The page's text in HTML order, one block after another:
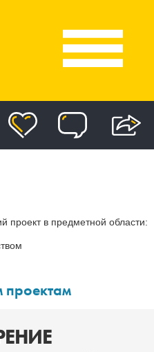
проект в предметной области:
проектам